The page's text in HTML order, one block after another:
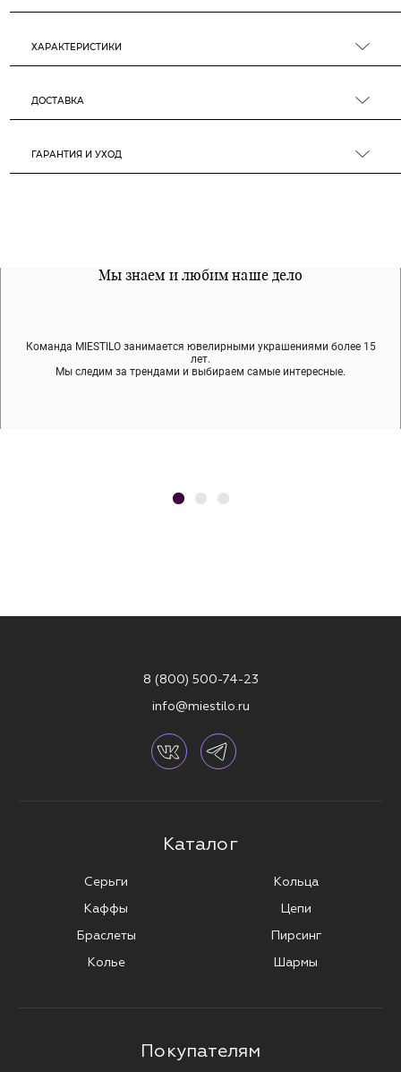
ХАРАКТЕРИСТИКИ
ДОСТАВКА
ГАРАНТИЯ И УХОД
Мы знаем и любим наше дело
Команда MIESTILO занимается ювелирными украшениями более 15
лет.
Мы следим за трендами и выбираем самые интересные.
Все наши материалы гипоалергенны
Мы используем покрытие (родий, ювелирный сплав), которое не
содержит никеля и свинца — это исключает аллергию.
Примерка перед покупкой
Во время доставки спокойно примеряйте украшения, выбирайте те,
что вам нравятся, остальные заберёт курьер.
8 (800) 500-74-23
info@miestilo.ru
Каталог
Серьги
Каффы
Браслеты
Колье
Кольца
Цепи
Пирсинг
Шармы
Покупателям